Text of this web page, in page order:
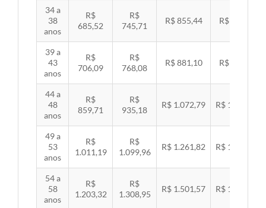
34 a
38
anos
R$
685,52
R$
745,71
R$ 855,44 R$ 881,54
39 a
43
anos
R$
706,09
R$
768,08
R$ 881,10 R$ 907,99
44 a
48
anos
R$
859,71
R$
935,18
R$ 1.072,79 R$ 1.105,53
49 a
53
anos
R$
1.011,19
R$
1.099,96
R$ 1.261,82 R$ 1.300,32
54 a
58
anos
R$
1.203,32
R$
1.308,95
R$ 1.501,57 R$ 1.547,38